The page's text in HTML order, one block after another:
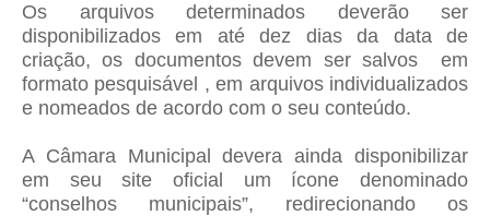
Os arquivos determinados deverão ser
disponibilizados em até dez dias da data de
criação, os documentos devem ser salvos em
formato pesquisável , em arquivos individualizados
e nomeados de acordo com o seu conteúdo.
A Câmara Municipal devera ainda disponibilizar
em seu site oficial um ícone denominado
“conselhos municipais”, redirecionando os